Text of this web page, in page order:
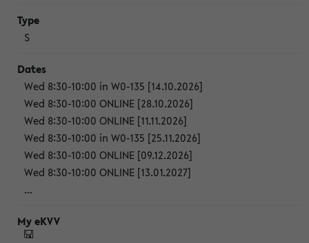
S
Wed 8:30-10:00 in W0-135 [14.10.2026]
Wed 8:30-10:00 ONLINE [28.10.2026]
Wed 8:30-10:00 ONLINE [11.11.2026]
Wed 8:30-10:00 in W0-135 [25.11.2026]
Wed 8:30-10:00 ONLINE [09.12.2026]
Wed 8:30-10:00 ONLINE [13.01.2027]
...